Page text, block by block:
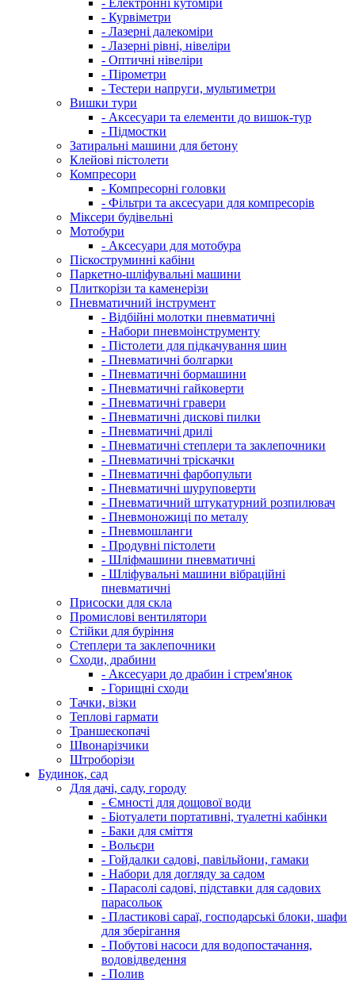
- Електронні кутоміри
- Курвіметри
- Лазерні далекоміри
- Лазерні рівні, нівеліри
- Оптичні нівеліри
- Пірометри
- Тестери напруги, мультиметри
Вишки тури
- Аксесуари та елементи до вишок-тур
- Підмостки
Затиральні машини для бетону
Клейові пістолети
Компресори
- Компресорні головки
- Фільтри та аксесуари для компресорів
Міксери будівельні
Мотобури
- Аксесуари для мотобура
Піскоструминні кабіни
Паркетно-шліфувальні машини
Плиткорізи та каменерізи
Пневматичний інструмент
- Відбійні молотки пневматичні
- Набори пневмоінструменту
- Пістолети для підкачування шин
- Пневматичні болгарки
- Пневматичні бормашини
- Пневматичні гайковерти
- Пневматичні гравери
- Пневматичні дискові пилки
- Пневматичні дрилі
- Пневматичні степлери та заклепочники
- Пневматичні тріскачки
- Пневматичні фарбопульти
- Пневматичні шуруповерти
- Пневматичний штукатурний розпилювач
- Пневмоножиці по металу
- Пневмошланги
- Продувні пістолети
- Шліфмашини пневматичні
- Шліфувальні машини вібраційні
пневматичні
Присоски для скла
Промислові вентилятори
Стійки для буріння
Степлери та заклепочники
Сходи, драбини
- Аксесуари до драбин і стрем'янок
- Горищні сходи
Тачки, візки
Теплові гармати
Траншеєкопачі
Швонарізчики
Штроборізи
Будинок, сад
Для дачі, саду, городу
- Ємності для дощової води
- Біотуалети портативні, туалетні кабінки
- Баки для сміття
- Вольєри
- Гойдалки садові, павільйони, гамаки
- Набори для догляду за садом
- Парасолі садові, підставки для садових
парасольок
- Пластикові сараї, господарські блоки, шафи
для зберігання
- Побутові насоси для водопостачання,
водовідведення
- Полив